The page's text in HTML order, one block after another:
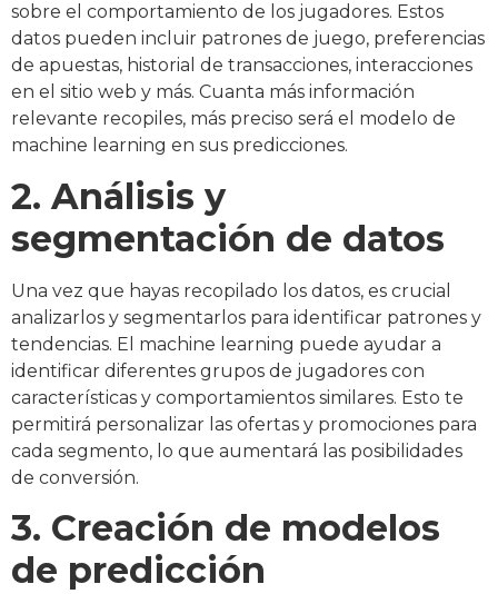
sobre el comportamiento de los jugadores. Estos
datos pueden incluir patrones de juego, preferencias
de apuestas, historial de transacciones, interacciones
en el sitio web y más. Cuanta más información
relevante recopiles, más preciso será el modelo de
machine learning en sus predicciones.
2. Análisis y
segmentación de datos
Una vez que hayas recopilado los datos, es crucial
analizarlos y segmentarlos para identificar patrones y
tendencias. El machine learning puede ayudar a
identificar diferentes grupos de jugadores con
características y comportamientos similares. Esto te
permitirá personalizar las ofertas y promociones para
cada segmento, lo que aumentará las posibilidades
de conversión.
3. Creación de modelos
de predicción